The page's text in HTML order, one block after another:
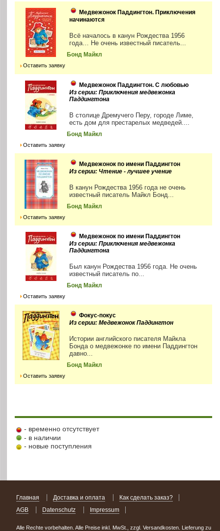
Медвежонок Паддингтон. Приключения
начинаются
Всё началось в канун Рождества 1956
года… Не очень известный писатель...
Бонд Майкл
Оставить заявку
Медвежонок Паддингтон. С любовью
Из серии: Приключения медвежонка
Паддингтона
В столице Дремучего Перу, городе Лиме,
есть дом для престарелых медведей....
Бонд Майкл
Оставить заявку
Медвежонок по имени Паддингтон
Из серии: Чтение - лучшее учение
В канун Рождества 1956 года не очень
известный писатель Майкл Бонд...
Бонд Майкл
Оставить заявку
Медвежонок по имени Паддингтон
Из серии: Приключения медвежонка
Паддингтона
Был канун Рождества 1956 года. Не очень
известный писатель по...
Бонд Майкл
Оставить заявку
Фокус-покус
Из серии: Медвежонок Паддингтон
Истории английского писателя Майкла
Бонда о медвежонке по имени Паддингтон
давно...
Бонд Майкл
Оставить заявку
- временно отсутствует
- в наличии
- новые поступления
Главная Доставка и оплата
Как сделать заказ?
AGB
Datenschutz Impressum
Alle Rechte vorbehalten. Alle Preise inkl. MwSt., zzgl. Versandkosten. Lieferung zu